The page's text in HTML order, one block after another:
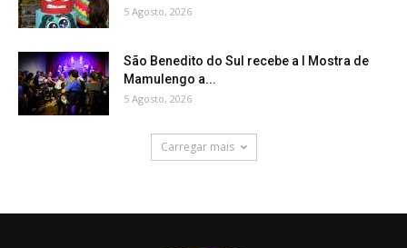
5 Agosto, 2026
São Benedito do Sul recebe a I Mostra de
Mamulengo a...
5 Agosto, 2026
Carregar mais